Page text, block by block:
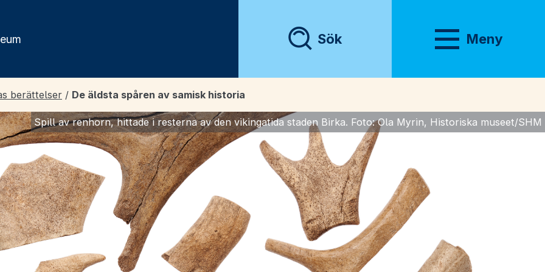
Sök Meny
Visa meny
berättelser / De äldsta spåren av samisk historia
Spill av renhorn, hittade i resterna av den vikingatida staden Birka. Foto: Ola Myrin, Historiska museet/SHM